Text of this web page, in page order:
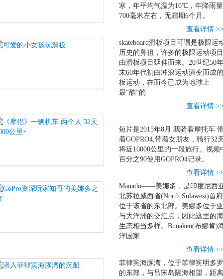
寒，年平均气温为10℃，年降雨量
700毫米左右，无霜期6个月。
查看详情
skateboard滑板项目可谓是极限运
历史的鼻祖，许多的极限运动项
由滑板项目延伸而来。20世纪50
末60年代初由冲浪运动演变而成
板运动，在而今已成为地球上
最“酷”的
查看详情
短片是2015年8月 我骑着摩托车
着GOPRO4,带着女朋友，骑行32
将近10000公里的一段旅行。视频
百分之90使用GOPRO4记录。
查看详情
Manado――美娜多，是印度尼西
北苏拉威西省(North Sulawesi)首
位于该省的东北部。美娜多位于
与大洋洲的交汇点，因此这里的
生态相当多样。Bunaken(布娜肯)
洋国家
查看详情
菲律宾海豚湾，位于菲律宾明多
的东部，与吕宋岛隔海相望，距